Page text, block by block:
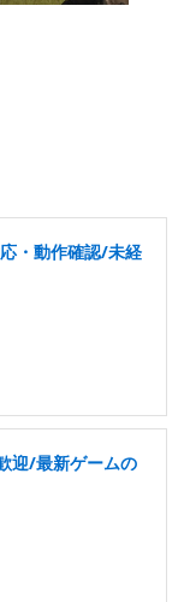
・動作確認/未経
迎/最新ゲームの